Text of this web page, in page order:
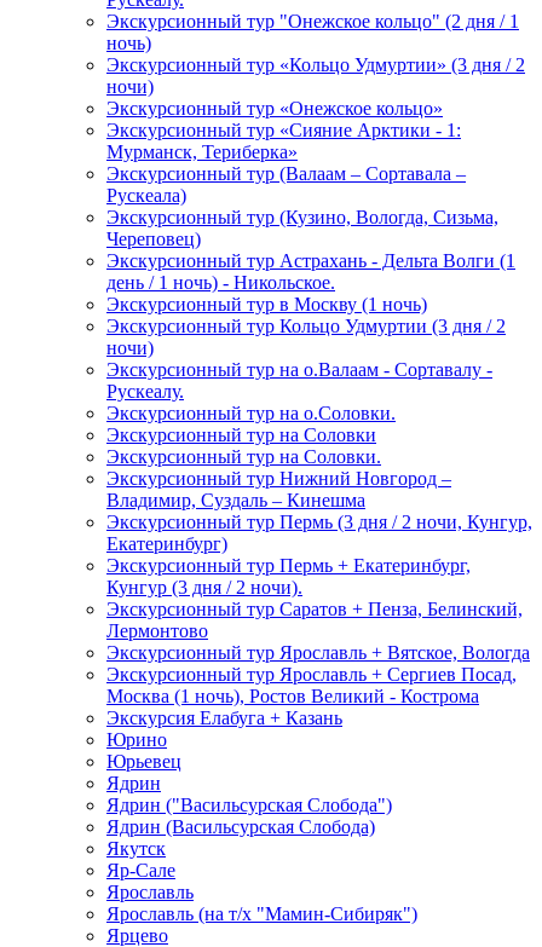
Экскурсионный тур "Онежское кольцо" (2 дня / 1
ночь)
Экскурсионный тур «Кольцо Удмуртии» (3 дня / 2
ночи)
Экскурсионный тур «Онежское кольцо»
Экскурсионный тур «Сияние Арктики - 1:
Мурманск, Териберка»
Экскурсионный тур (Валаам – Сортавала –
Рускеала)
Экскурсионный тур (Кузино, Вологда, Сизьма,
Череповец)
Экскурсионный тур Астрахань - Дельта Волги (1
день / 1 ночь) - Никольское.
Экскурсионный тур в Москву (1 ночь)
Экскурсионный тур Кольцо Удмуртии (3 дня / 2
ночи)
Экскурсионный тур на о.Валаам - Сортавалу -
Рускеалу.
Экскурсионный тур на о.Соловки.
Экскурсионный тур на Соловки
Экскурсионный тур на Соловки.
Экскурсионный тур Нижний Новгород –
Владимир, Суздаль – Кинешма
Экскурсионный тур Пермь (3 дня / 2 ночи, Кунгур,
Екатеринбург)
Экскурсионный тур Пермь + Екатеринбург,
Кунгур (3 дня / 2 ночи).
Экскурсионный тур Саратов + Пенза, Белинский,
Лермонтово
Экскурсионный тур Ярославль + Вятское, Вологда
Экскурсионный тур Ярославль + Сергиев Посад,
Москва (1 ночь), Ростов Великий - Кострома
Экскурсия Елабуга + Казань
Юрино
Юрьевец
Ядрин
Ядрин ("Васильсурская Слобода")
Ядрин (Васильсурская Слобода)
Якутск
Яр-Сале
Ярославль
Ярославль (на т/х "Мамин-Сибиряк")
Ярцево